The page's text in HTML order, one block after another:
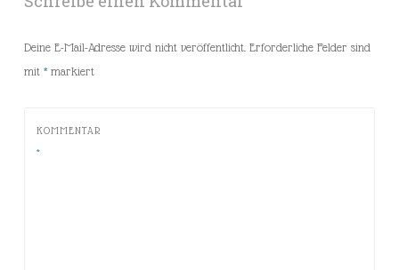
Deine E-Mail-Adresse wird nicht veröffentlicht. Erforderliche Felder sind
mit *markiert
KOMMENTAR
*